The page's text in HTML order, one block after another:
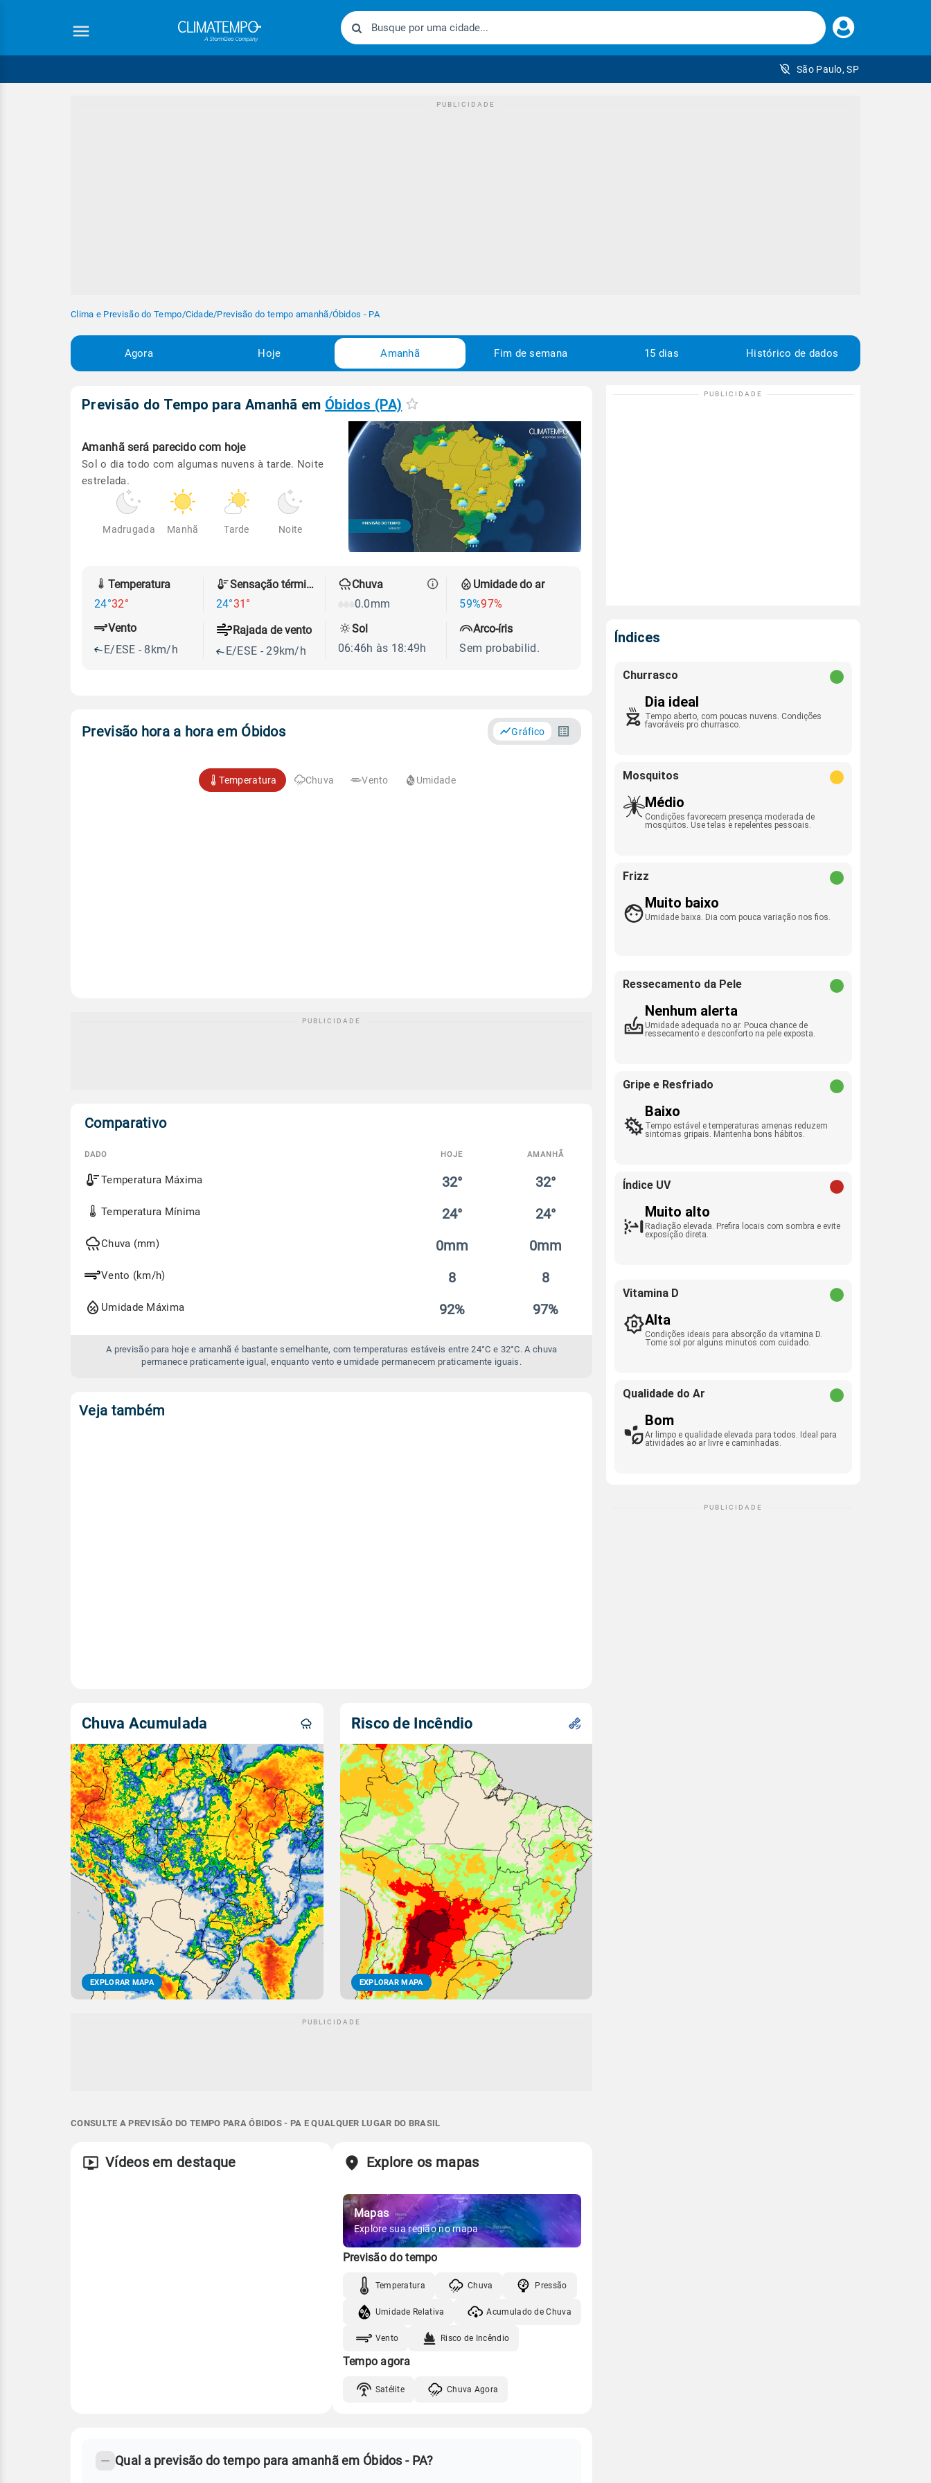
Faça
seu
São Paulo, SP
Clima e Previsão do Tempo/Cidade/Previsão do tempo amanhã/Óbidos - PA
Agora Hoje Amanhã Fim de semana 15 dias Histórico de dados
Previsão do Tempo para Amanhã em Óbidos (PA)
Amanhã será parecido com hoje
Sol o dia todo com algumas nuvens à tarde. Noite
estrelada.
Madrugada Manhã Tarde Noite
Temperatura
24°32°
Sensação térmica
24°31°
Chuva
0.0mm
Umidade do ar
59%97%
Vento
E/ESE - 8km/h
Rajada de vento
E/ESE - 29km/h
Sol
06:46h às 18:49h
Arco-íris
Sem probabilid.
Previsão hora a hora em Óbidos Gráfico
Temperatura Chuva Vento Umidade
Comparativo
Comparativo
entre
previsão
amanhã
DADO HOJE AMANHÃ
Temperatura Máxima 32° 32°
Temperatura Mínima 24° 24°
Chuva (mm) 0mm 0mm
Vento (km/h) 8 8
Umidade Máxima 92% 97%
A previsão para hoje e amanhã é bastante semelhante, com temperaturas estáveis entre 24°C e 32°C. A chuva
permanece praticamente igual, enquanto vento e umidade permanecem praticamente iguais.
Veja também
Chuva Acumulada
EXPLORAR MAPA
Risco de Incêndio
EXPLORAR MAPA
CONSULTE A PREVISÃO DO TEMPO PARA ÓBIDOS - PA E QUALQUER LUGAR DO BRASIL
Vídeos em destaque Explore os mapas
Mapas
Explore sua região no mapa
Previsão do tempo
Temperatura Chuva Pressão
Umidade Relativa Acumulado de Chuva
Vento Risco de Incêndio
Tempo agora
Satélite Chuva Agora
Qual a previsão do tempo para amanhã em Óbidos - PA?
Índices
Churrasco
Dia ideal
Tempo aberto, com poucas nuvens. Condições
favoráveis pro churrasco.
Mosquitos
Médio
Condições favorecem presença moderada de
mosquitos. Use telas e repelentes pessoais.
Frizz
Muito baixo
Umidade baixa. Dia com pouca variação nos fios.
Ressecamento da Pele
Nenhum alerta
Umidade adequada no ar. Pouca chance de
ressecamento e desconforto na pele exposta.
Gripe e Resfriado
Baixo
Tempo estável e temperaturas amenas reduzem
sintomas gripais. Mantenha bons hábitos.
Índice UV
Muito alto
Radiação elevada. Prefira locais com sombra e evite
exposição direta.
Vitamina D
Alta
Condições ideais para absorção da vitamina D.
Tome sol por alguns minutos com cuidado.
Qualidade do Ar
Bom
Ar limpo e qualidade elevada para todos. Ideal para
atividades ao ar livre e caminhadas.